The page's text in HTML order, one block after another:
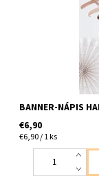
BANNER-NÁPIS
€6,90
€6,90 / 1 ks